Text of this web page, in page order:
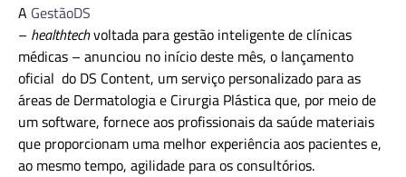
A GestãoDS
– healthtechvoltada para gestão inteligente de clínicas
médicas – anunciou no início deste mês, o lançamento
oficial do DS Content, um serviço personalizado para as
áreas de Dermatologia e Cirurgia Plástica que, por meio de
um software, fornece aos profissionais da saúde materiais
que proporcionam uma melhor experiência aos pacientes e,
ao mesmo tempo, agilidade para os consultórios.